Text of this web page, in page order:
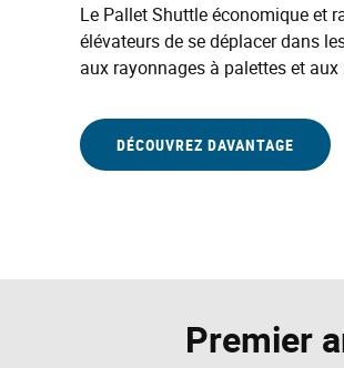
Le Pallet Shuttle économique et
élévateurs de se déplacer dans
aux rayonnages à palettes et
DÉCOUVREZ DAVANTAGE
Premier